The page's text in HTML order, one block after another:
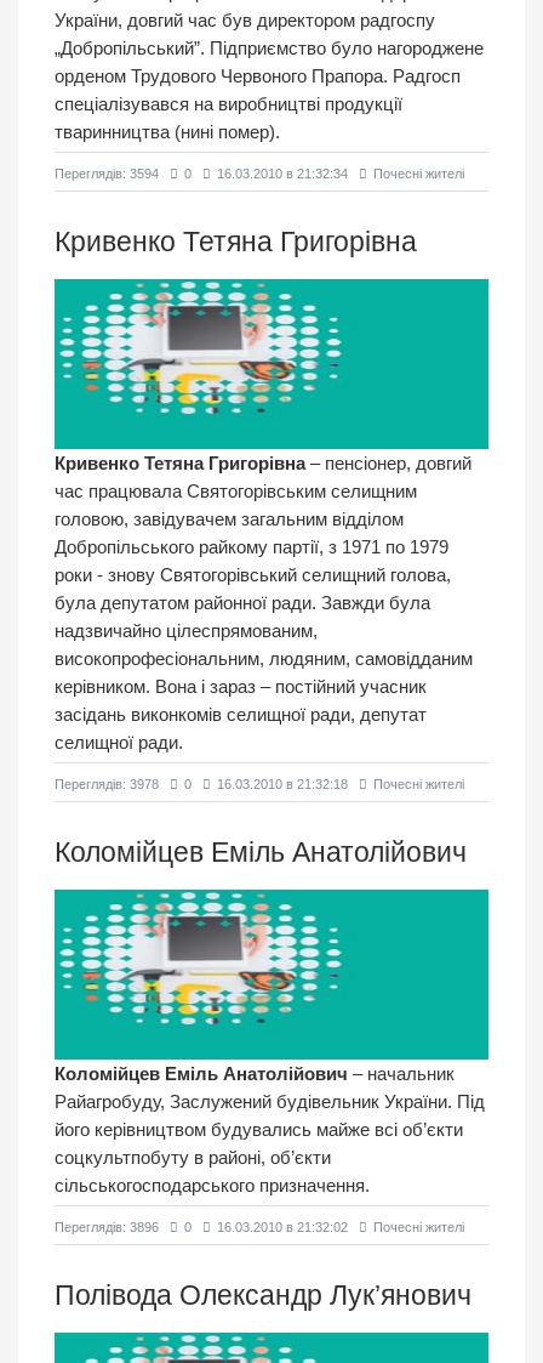
України, довгий час був директором радгоспу
„Добропільський”. Підприємство було нагороджене
орденом Трудового Червоного Прапора. Радгосп
спеціалізувався на виробництві продукції
тваринництва (нині помер).
Переглядiв: 3594 0 16.03.2010 в 21:32:34 Почесні жителі
Кривенко Тетяна Григорівна
Кривенко Тетяна Григорівна– пенсіонер, довгий
час працювала Святогорівським селищним
головою, завідувачем загальним відділом
Добропільського райкому партії, з 1971 по 1979
роки - знову Святогорівський селищний голова,
була депутатом районної ради. Завжди була
надзвичайно цілеспрямованим,
високопрофесіональним, людяним, самовідданим
керівником. Вона і зараз – постійний учасник
засідань виконкомів селищної ради, депутат
селищної ради.
Переглядiв: 3978 0 16.03.2010 в 21:32:18 Почесні жителі
Коломійцев Еміль Анатолійович
Коломійцев Еміль Анатолійович – начальник
Райагробуду, Заслужений будівельник України. Під
його керівництвом будувались майже всі об’єкти
соцкультпобуту в районі, об’єкти
сільськогосподарського призначення.
Переглядiв: 3896 0 16.03.2010 в 21:32:02 Почесні жителі
Полівода Олександр Лук’янович